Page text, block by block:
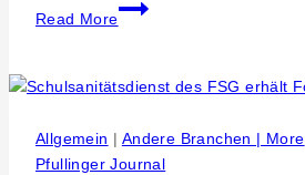
Read More
Entdecke
die
in
Reutlingen.
PR.
Allgemein | Andere Branchen | More
Pfullinger Journal